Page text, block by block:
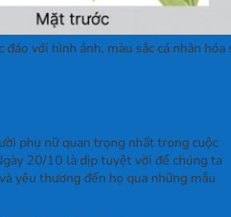
với hình ảnh, màu sắc cá nhân
phụ nữ quan trọng nhất trong cuộc
20/10 là dịp tuyệt vời để chúng ta
yêu thương đến họ qua những mẫu